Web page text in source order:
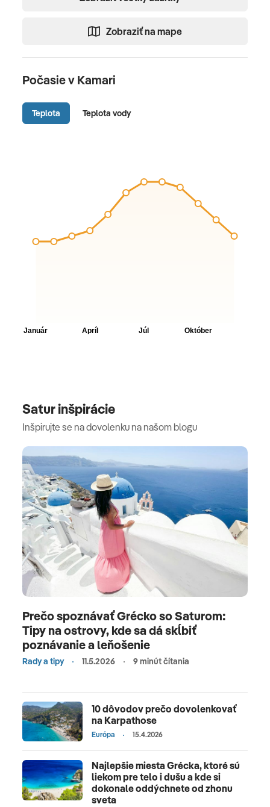
Zobraziť na mape
Počasie v Kamari
Teplota Teplota vody
Satur inšpirácie
Inšpirujte se na dovolenku na našom blogu
Prečo spoznávať Grécko so Saturom:
Tipy na ostrovy, kde sa dá skĺbiť
poznávanie a leňošenie
Rady a tipy 11.5.2026 9 minút čítania
10 dôvodov prečo dovolenkovať
na Karpathose
Európa 15.4.2026
Najlepšie miesta Grécka, ktoré sú
liekom pre telo i dušu a kde si
dokonale oddýchnete od zhonu
sveta